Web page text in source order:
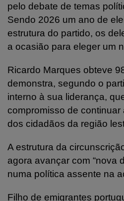
pelo debate de temas
Sendo 2026 um ano de
estrutura do partido, os
a ocasião para eleger um
Ricardo Marques obteve
demonstra, segundo o
interno à sua liderança,
compromisso de continuar
dos cidadãos da região
A estrutura da
agora avançar com “nova
numa política assente na
Filho de emigrantes